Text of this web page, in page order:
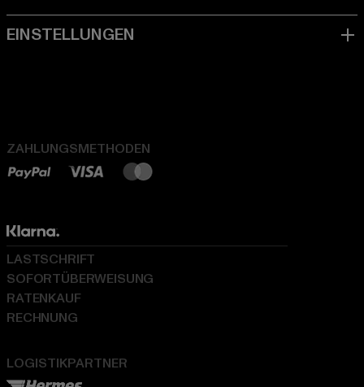
ZAHLUNGSMETHODEN
LOGISTIKPARTNER
LASTSCHRIFT
SOFORTÜBERWEISUNG
RATENKAUF
RECHNUNG